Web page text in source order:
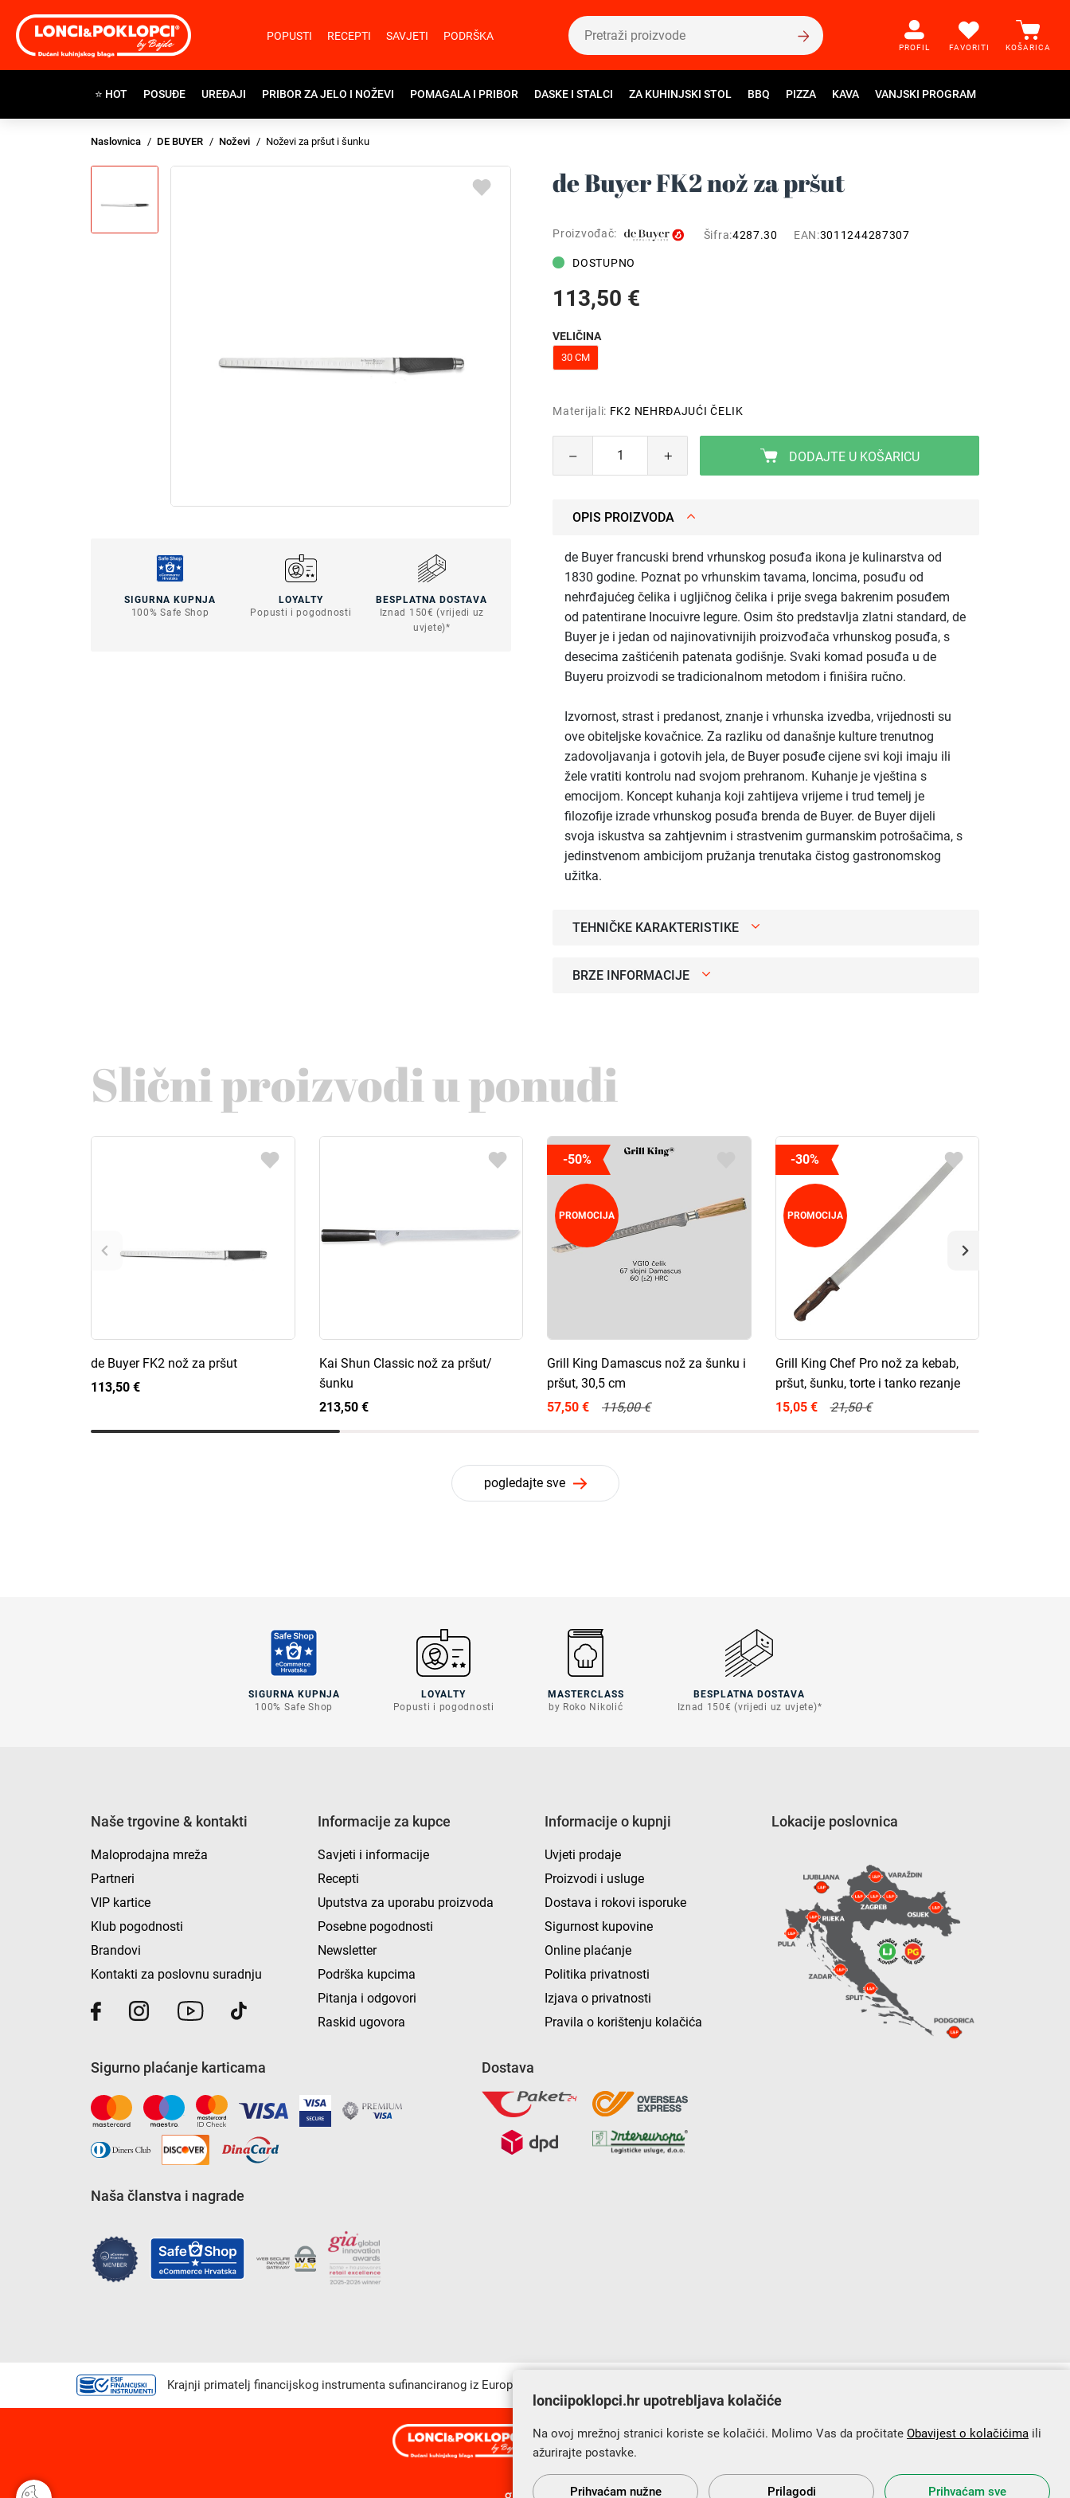
POPUSTI RECEPTI SAVJETI PODRŠKA
PROFIL FAVORITI KOŠARICA
⭐ HOT POSUĐE UREĐAJI PRIBOR ZA JELO I NOŽEVI POMAGALA I PRIBOR DASKE I STALCI ZA KUHINJSKI STOL BBQ PIZZA KAVA VANJSKI PROGRAM
Naslovnica DE BUYER Noževi Noževi za pršut i šunku
SIGURNA KUPNJA
100% Safe Shop
LOYALTY
Popusti i pogodnosti
BESPLATNA DOSTAVA
Iznad 150€ (vrijedi uz
uvjete)*
de Buyer FK2 nož za pršut
Proizvođač: Šifra:4287.30 EAN:3011244287307
DOSTUPNO
113,50 €
VELIČINA
30 CM
Materijali: FK2 NEHRĐAJUĆI ČELIK
DODAJTE U KOŠARICU
OPIS PROIZVODA
de Buyer francuski brend vrhunskog posuđa ikona je kulinarstva od
1830 godine. Poznat po vrhunskim tavama, loncima, posuđu od
nehrđajućeg čelika i ugljičnog čelika i prije svega bakrenim posuđem
od patentirane Inocuivre legure. Osim što predstavlja zlatni standard, de
Buyer je i jedan od najinovativnijih proizvođača vrhunskog posuđa, s
desecima zaštićenih patenata godišnje. Svaki komad posuđa u de
Buyeru proizvodi se tradicionalnom metodom i finišira ručno.
Izvornost, strast i predanost, znanje i vrhunska izvedba, vrijednosti su
ove obiteljske kovačnice. Za razliku od današnje kulture trenutnog
zadovoljavanja i gotovih jela, de Buyer posuđe cijene svi koji imaju ili
žele vratiti kontrolu nad svojom prehranom. Kuhanje je vještina s
emocijom. Koncept kuhanja koji zahtijeva vrijeme i trud temelj je
filozofije izrade vrhunskog posuđa brenda de Buyer. de Buyer dijeli
svoja iskustva sa zahtjevnim i strastvenim gurmanskim potrošačima, s
jedinstvenom ambicijom pružanja trenutaka čistog gastronomskog
užitka.
TEHNIČKE KARAKTERISTIKE
BRZE INFORMACIJE
Slični proizvodi u ponudi
de Buyer FK2 nož za pršut
113,50 €
Kai Shun Classic nož za pršut/
šunku
213,50 €
-50%
PROMOCIJA
Grill King Damascus nož za šunku i
pršut, 30,5 cm
57,50 €
115,00 €
-30%
PROMOCIJA
Grill King Chef Pro nož za kebab,
pršut, šunku, torte i tanko rezanje
15,05 €
21,50 €
pogledajte sve
SIGURNA KUPNJA
100% Safe Shop
LOYALTY
Popusti i pogodnosti
MASTERCLASS
by Roko Nikolić
BESPLATNA DOSTAVA
Iznad 150€ (vrijedi uz uvjete)*
Naše trgovine & kontakti
Maloprodajna mreža
Partneri
VIP kartice
Klub pogodnosti
Brandovi
Kontakti za poslovnu suradnju
Informacije za kupce
Savjeti i informacije
Recepti
Uputstva za uporabu proizvoda
Posebne pogodnosti
Newsletter
Podrška kupcima
Pitanja i odgovori
Raskid ugovora
Informacije o kupnji
Uvjeti prodaje
Proizvodi i usluge
Dostava i rokovi isporuke
Sigurnost kupovine
Online plaćanje
Politika privatnosti
Izjava o privatnosti
Pravila o korištenju kolačića
Lokacije poslovnica
Sigurno plaćanje karticama
Naša članstva i nagrade
Dostava
Krajnji primatelj financijskog instrumenta sufinanciranog iz Europskog fonda za regionalni razvoj u sklopu Operativnog programa „Konkurentnost i kohezija”.
s Vama od 2014. godine!
lonciipoklopci.hr upotrebljava kolačiće
Na ovoj mrežnoj stranici koriste se kolačići. Molimo Vas da pročitate Obavijest o kolačićima ili
ažurirajte postavke.
Prihvaćam nužne Prilagodi Prihvaćam sve